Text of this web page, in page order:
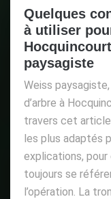
Quelques
à utiliser
paysagiste
Weiss
d’arbre à
travers cet
les plus adaptés
explications,
toujours se
l’opération. La